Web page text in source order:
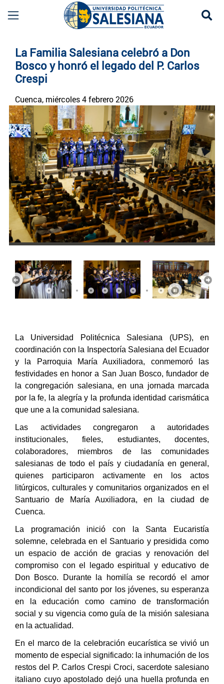
La Familia Salesiana celebró a Don
Bosco y honró el legado del P. Carlos
Crespi
Cuenca, miércoles 4 febrero 2026
Anterior
La Universidad Politécnica Salesiana (UPS), en
coordinación con la Inspectoría Salesiana del Ecuador
y la Parroquia María Auxiliadora, conmemoró las
festividades en honor a San Juan Bosco, fundador de
la congregación salesiana, en una jornada marcada
por la fe, la alegría y la profunda identidad carismática
que une a la comunidad salesiana.
Las actividades congregaron a autoridades
institucionales, fieles, estudiantes, docentes,
colaboradores, miembros de las comunidades
salesianas de todo el país y ciudadanía en general,
quienes participaron activamente en los actos
litúrgicos, culturales y comunitarios organizados en el
Santuario de María Auxiliadora, en la ciudad de
Cuenca.
La programación inició con la Santa Eucaristía
solemne, celebrada en el Santuario y presidida como
un espacio de acción de gracias y renovación del
compromiso con el legado espiritual y educativo de
Don Bosco. Durante la homilía se recordó el amor
incondicional del santo por los jóvenes, su esperanza
en la educación como camino de transformación
social y su vigencia como guía de la misión salesiana
en la actualidad.
En el marco de la celebración eucarística se vivió un
momento de especial significado: la inhumación de los
restos del P. Carlos Crespi Croci, sacerdote salesiano
italiano cuyo apostolado dejó una huella profunda en